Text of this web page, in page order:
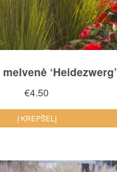
‘Heidezwerg’
€4.50
Į KREPŠELĮ